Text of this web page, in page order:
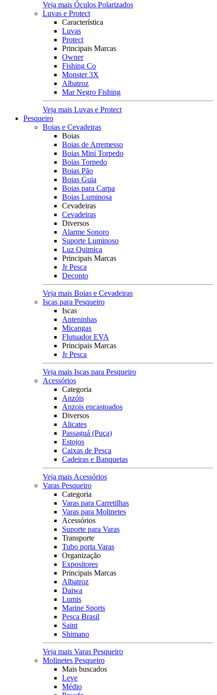
Veja mais Óculos Polarizados
Luvas e Protect
Característica
Luvas
Protect
Principais Marcas
Owner
Fishing Co
Monster 3X
Albatroz
Mar Negro Fishing
Veja mais Luvas e Protect
Pesqueiro
Boias e Cevadeiras
Boias
Boias de Arremesso
Boias Mini Torpedo
Boias Torpedo
Boias Pão
Boias Guia
Boias para Carpa
Boias Luminosa
Cevadeiras
Cevadeiras
Diversos
Alarme Sonoro
Suporte Luminoso
Luz Quimica
Principais Marcas
Jr Pesca
Deconto
Veja mais Boias e Cevadeiras
Iscas para Pesqueiro
Iscas
Anteninhas
Miçangas
Flutuador EVA
Principais Marcas
Jr Pesca
Veja mais Iscas para Pesqueiro
Acessórios
Categoria
Anzóis
Anzois encastoados
Diversos
Alicates
Passaguá (Puça)
Estojos
Caixas de Pesca
Cadeiras e Banquetas
Veja mais Acessórios
Varas Pesqueiro
Categoria
Varas para Carretilhas
Varas para Molinetes
Acessórios
Suporte para Varas
Transporte
Tubo porta Varas
Organização
Expositores
Principais Marcas
Albatroz
Daiwa
Lumis
Marine Sports
Pesca Brasil
Saint
Shimano
Veja mais Varas Pesqueiro
Molinetes Pesqueiro
Mais buscados
Leve
Médio